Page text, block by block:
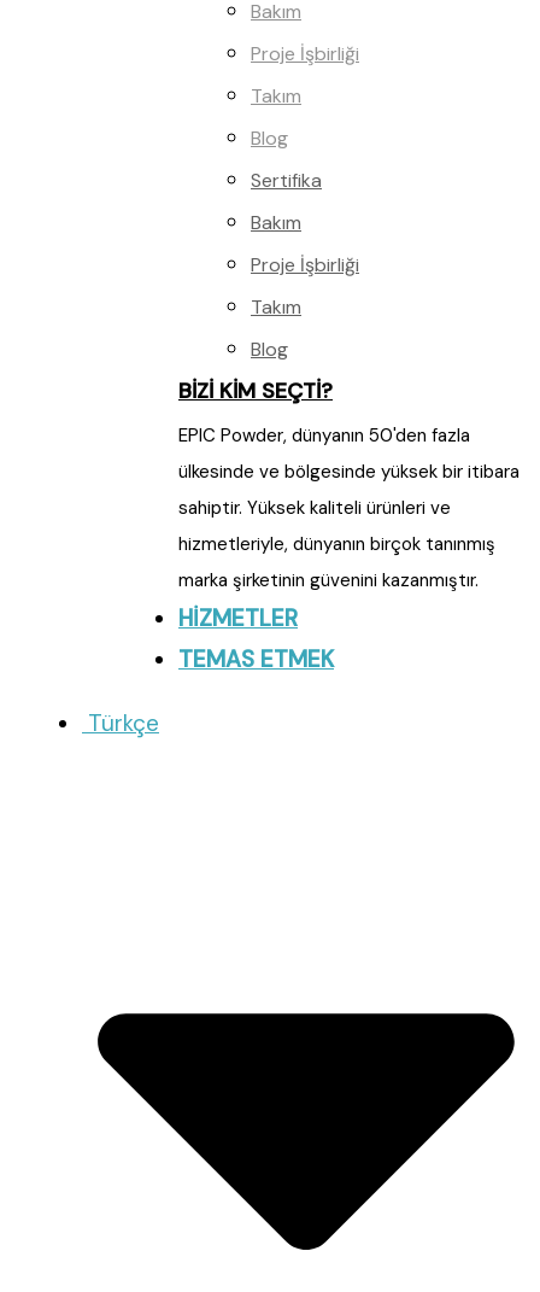
Bakım
Proje İşbirliği
Takım
Blog
Sertifika
Bakım
Proje İşbirliği
Takım
Blog
BİZİ KİM SEÇTİ?
EPIC Powder, dünyanın 50'den fazla
ülkesinde ve bölgesinde yüksek bir itibara
sahiptir. Yüksek kaliteli ürünleri ve
hizmetleriyle, dünyanın birçok tanınmış
marka şirketinin güvenini kazanmıştır.
HİZMETLER
TEMAS ETMEK
Türkçe